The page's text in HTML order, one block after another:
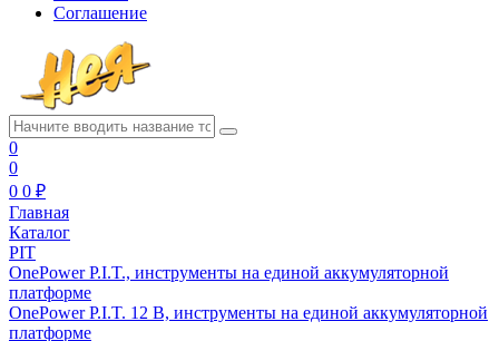
Соглашение
0
0
0 0 ₽
Главная
Каталог
PIT
OnePower P.I.T., инструменты на единой аккумуляторной
платформе
OnePower P.I.T. 12 В, инструменты на единой аккумуляторной
платформе